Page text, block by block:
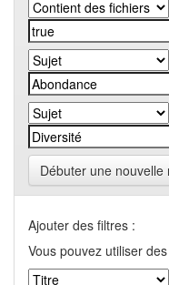
Débuter une nouvelle
Ajouter des filtres :
Vous pouvez utiliser